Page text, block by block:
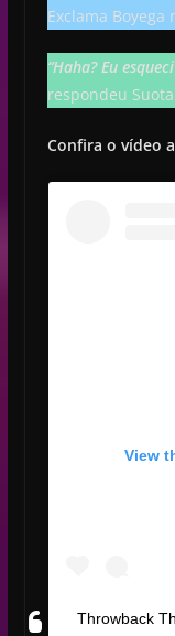
Exclama Boyega
“Haha? Eu
respondeu
Confira o vídeo
View
Throwback